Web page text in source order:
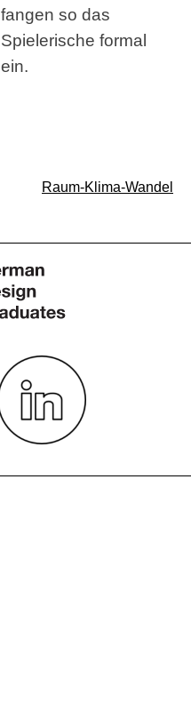
fangen so das
Spielerische formal
ein.
Raum-Klima-Wandel